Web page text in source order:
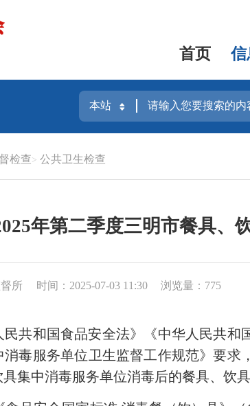
首页
检查 公共卫生检查
年第二季度三明市餐具、
所 时间：2025-07-03 11:30 浏览量：775
和国食品安全法》《中华人民共和
毒服务单位卫生监督工作规范》要
集中消毒服务单位消毒后的餐具、饮